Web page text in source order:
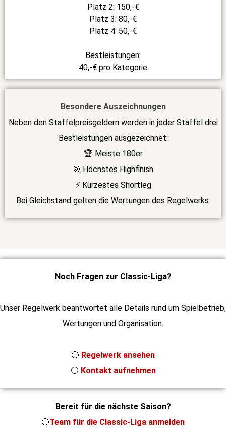
Platz 2: 150,-€
Platz 3: 80,-€
Platz 4: 50,-€
Bestleistungen:
40,-€ pro Kategorie
Besondere Auszeichnungen
Neben den Staffelpreisgeldern werden in jeder Staffel drei
Bestleistungen ausgezeichnet:
🏆 Meiste 180er
🎯 Höchstes Highfinish
⚡ Kürzestes Shortleg
Bei Gleichstand gelten die Wertungen des Regelwerks.
Noch Fragen zur Classic-Liga?
Unser Regelwerk beantwortet alle Details rund um Spielbetrieb,
Wertungen und Organisation.
🔴 Regelwerk ansehen
⚪ Kontakt aufnehmen
Bereit für die nächste Saison?
🔴Team für die Classic-Liga anmelden